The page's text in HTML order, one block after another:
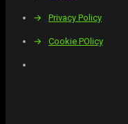
→ Privacy Policy
→ Cookie POlicy